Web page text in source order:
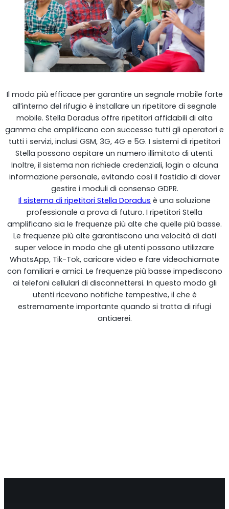
Ripetitore OCTO
Regno Unito e Irlanda. Ripetitore commerciale
RouterAmp
Amplificazione del segnale verso il router.
Il modo più efficace per garantire un segnale mobile forte
all’interno del rifugio è installare un ripetitore di segnale
mobile. Stella Doradus offre ripetitori affidabili di alta
gamma che amplificano con successo tutti gli operatori e
tutti i servizi, inclusi GSM, 3G, 4G e 5G. I sistemi di ripetitori
Stella possono ospitare un numero illimitato di utenti.
Inoltre, il sistema non richiede credenziali, login o alcuna
informazione personale, evitando così il fastidio di dover
gestire i moduli di consenso GDPR.
Il sistema di ripetitori Stella Doradus è una soluzione
professionale a prova di futuro. I ripetitori Stella
amplificano sia le frequenze più alte che quelle più basse.
Le frequenze più alte garantiscono una velocità di dati
super veloce in modo che gli utenti possano utilizzare
WhatsApp, Tik-Tok, caricare video e fare videochiamate
con familiari e amici. Le frequenze più basse impediscono
ai telefoni cellulari di disconnettersi. In questo modo gli
utenti ricevono notifiche tempestive, il che è
estremamente importante quando si tratta di rifugi
antiaerei.